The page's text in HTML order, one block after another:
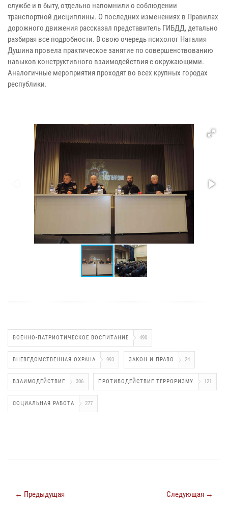
службе и в быту, отдельно напомнили о соблюдении
транспортной дисциплины. О последних изменениях в Правилах
дорожного движения рассказал представитель ГИБДД, детально
разбирая все подробности. В свою очередь психолог Наталия
Душина провела практическое занятие по совершенствованию
навыков конструктивного взаимодействия с окружающими.
Аналогичные мероприятия проходят во всех крупных городах
республики.
ВОЕННО-ПАТРИОТИЧЕСКОЕ ВОСПИТАНИЕ 490
ВНЕВЕДОМСТВЕННАЯ ОХРАНА 993 ЗАКОН И ПРАВО 24
ВЗАИМОДЕЙСТВИЕ 306 ПРОТИВОДЕЙСТВИЕ ТЕРРОРИЗМУ 121
СОЦИАЛЬНАЯ РАБОТА 277
← Предыдущая Следующая →